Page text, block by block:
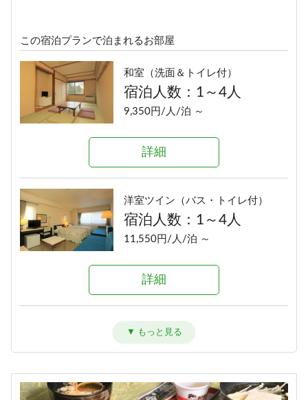
この宿泊プランで泊まれるお部屋
和室（洗面＆トイレ付）
宿泊人数：1～4人
9,350円/人/泊 ～
詳細
洋室ツイン（バス・トイレ付）
宿泊人数：1～4人
11,550円/人/泊 ～
詳細